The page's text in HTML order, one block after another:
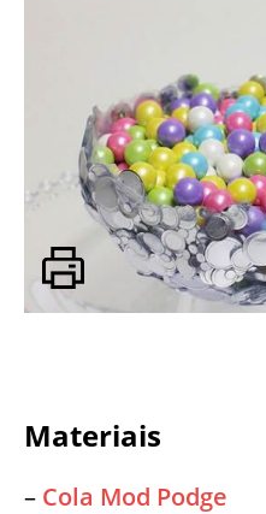
Materiais
– Cola Mod Podge